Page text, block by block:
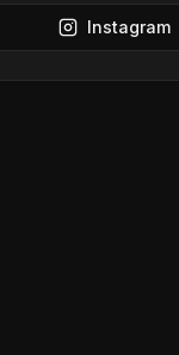
Instagram